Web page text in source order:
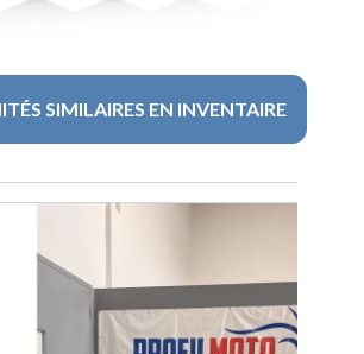
SIMILAIRES EN INVENTAIRE